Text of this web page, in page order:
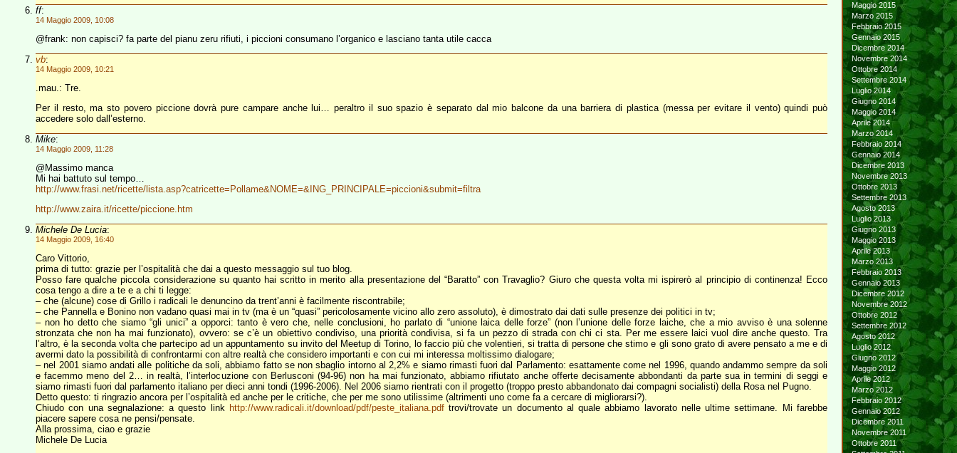
ff:
14 Maggio 2009, 10:08
@frank: non capisci? fa parte del pianu zeru rifiuti, i piccioni consumano l’organico e lasciano tanta utile cacca
vb:
14 Maggio 2009, 10:21
.mau.: Tre.
Per il resto, ma sto povero piccione dovrà pure campare anche lui… peraltro il suo spazio è separato dal mio balcone da una barriera di plastica (messa per evitare il vento) quindi può
accedere solo dall’esterno.
Mike:
14 Maggio 2009, 11:28
@Massimo manca
Mi hai battuto sul tempo…
http://www.frasi.net/ricette/lista.asp?catricette=Pollame&NOME=&ING_PRINCIPALE=piccioni&submit=filtra
http://www.zaira.it/ricette/piccione.htm
Michele De Lucia:
14 Maggio 2009, 16:40
Caro Vittorio,
prima di tutto: grazie per l’ospitalità che dai a questo messaggio sul tuo blog.
Posso fare qualche piccola considerazione su quanto hai scritto in merito alla presentazione del “Baratto” con Travaglio? Giuro che questa volta mi ispirerò al principio di continenza! Ecco
cosa tengo a dire a te e a chi ti legge:
– che (alcune) cose di Grillo i radicali le denuncino da trent’anni è facilmente riscontrabile;
– che Pannella e Bonino non vadano quasi mai in tv (ma è un “quasi” pericolosamente vicino allo zero assoluto), è dimostrato dai dati sulle presenze dei politici in tv;
– non ho detto che siamo “gli unici” a opporci: tanto è vero che, nelle conclusioni, ho parlato di “unione laica delle forze” (non l’unione delle forze laiche, che a mio avviso è una solenne
stronzata che non ha mai funzionato), ovvero: se c’è un obiettivo condiviso, una priorità condivisa, si fa un pezzo di strada con chi ci sta. Per me essere laici vuol dire anche questo. Tra
l’altro, è la seconda volta che partecipo ad un appuntamento su invito del Meetup di Torino, lo faccio più che volentieri, si tratta di persone che stimo e gli sono grato di avere pensato a me e di
avermi dato la possibilità di confrontarmi con altre realtà che considero importanti e con cui mi interessa moltissimo dialogare;
– nel 2001 siamo andati alle politiche da soli, abbiamo fatto se non sbaglio intorno al 2,2% e siamo rimasti fuori dal Parlamento: esattamente come nel 1996, quando andammo sempre da soli
e facemmo meno del 2… in realtà, l’interlocuzione con Berlusconi (94-96) non ha mai funzionato, abbiamo rifiutato anche offerte decisamente abbondanti da parte sua in termini di seggi e
siamo rimasti fuori dal parlamento italiano per dieci anni tondi (1996-2006). Nel 2006 siamo rientrati con il progetto (troppo presto abbandonato dai compagni socialisti) della Rosa nel Pugno.
Detto questo: ti ringrazio ancora per l’ospitalità ed anche per le critiche, che per me sono utilissime (altrimenti uno come fa a cercare di migliorarsi?).
Chiudo con una segnalazione: a questo link http://www.radicali.it/download/pdf/peste_italiana.pdftrovi/trovate un documento al quale abbiamo lavorato nelle ultime settimane. Mi farebbe
piacere sapere cosa ne pensi/pensate.
Alla prossima, ciao e grazie
Michele De Lucia
Maggio 2015
Marzo 2015
Febbraio 2015
Gennaio 2015
Dicembre 2014
Novembre 2014
Ottobre 2014
Settembre 2014
Luglio 2014
Giugno 2014
Maggio 2014
Aprile 2014
Marzo 2014
Febbraio 2014
Gennaio 2014
Dicembre 2013
Novembre 2013
Ottobre 2013
Settembre 2013
Agosto 2013
Luglio 2013
Giugno 2013
Maggio 2013
Aprile 2013
Marzo 2013
Febbraio 2013
Gennaio 2013
Dicembre 2012
Novembre 2012
Ottobre 2012
Settembre 2012
Agosto 2012
Luglio 2012
Giugno 2012
Maggio 2012
Aprile 2012
Marzo 2012
Febbraio 2012
Gennaio 2012
Dicembre 2011
Novembre 2011
Ottobre 2011